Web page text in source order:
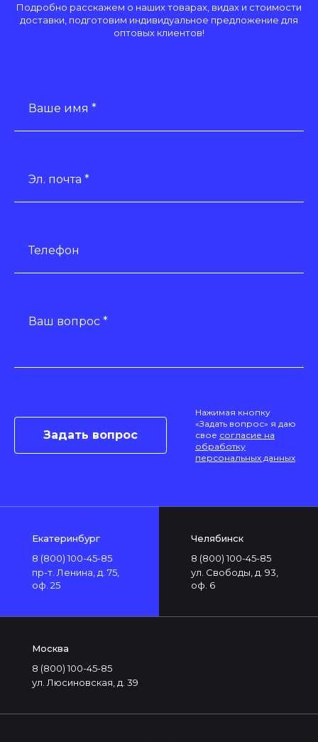
Подробно расскажем о наших товарах, видах и стоимости
доставки, подготовим индивидуальное предложение для
оптовых клиентов!
Ваше имя *
Эл. почта *
Телефон
Ваш вопрос *
Нажимая кнопку
«Задать вопрос» я даю
свое согласие на
обработку
персональных данных
Екатеринбург
8 (800) 100-45-85
пр-т. Ленина, д. 75,
оф. 25
Челябинск
8 (800) 100-45-85
ул. Свободы, д. 93,
оф. 6
Москва
8 (800) 100-45-85
ул. Люсиновская, д. 39